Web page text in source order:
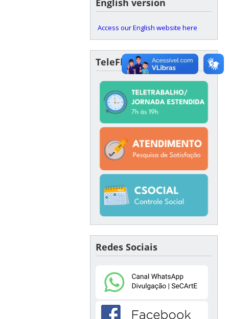
English version
Access our English website here
TeleFlex
Redes Sociais